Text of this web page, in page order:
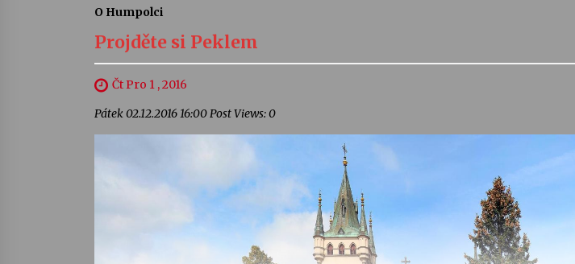
O Humpolci
Projděte si Peklem
Čt Pro 1 , 2016
Pátek 02.12.2016 16:00 Post Views: 0